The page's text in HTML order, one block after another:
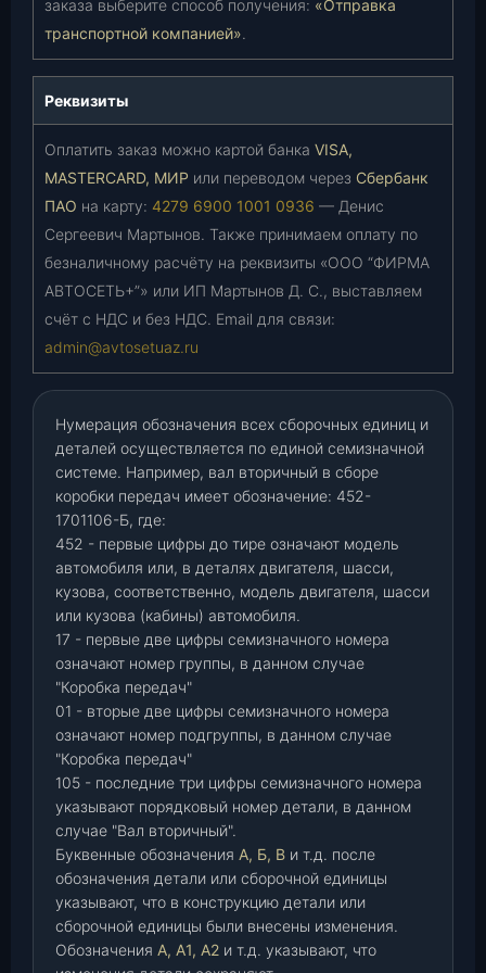
заказа выберите способ получения: «Отправка
транспортной компанией».
Реквизиты
Оплатить заказ можно картой банка VISA,
MASTERCARD, МИР или переводом через Сбербанк
ПАО на карту: 4279 6900 1001 0936 — Денис
Сергеевич Мартынов. Также принимаем оплату по
безналичному расчёту на реквизиты «ООО “ФИРМА
АВТОСЕТЬ+”» или ИП Мартынов Д. С., выставляем
счёт с НДС и без НДС. Email для связи:
admin@avtosetuaz.ru
Нумерация обозначения всех сборочных единиц и
деталей осуществляется по единой семизначной
системе. Например, вал вторичный в сборе
коробки передач имеет обозначение: 452-
1701106-Б, где:
452 - первые цифры до тире означают модель
автомобиля или, в деталях двигателя, шасси,
кузова, соответственно, модель двигателя, шасси
или кузова (кабины) автомобиля.
17 - первые две цифры семизначного номера
означают номер группы, в данном случае
"Коробка передач"
01 - вторые две цифры семизначного номера
означают номер подгруппы, в данном случае
"Коробка передач"
105 - последние три цифры семизначного номера
указывают порядковый номер детали, в данном
случае "Вал вторичный".
Буквенные обозначения А, Б, В и т.д. после
обозначения детали или сборочной единицы
указывают, что в конструкцию детали или
сборочной единицы были внесены изменения.
Обозначения А, А1, А2 и т.д. указывают, что